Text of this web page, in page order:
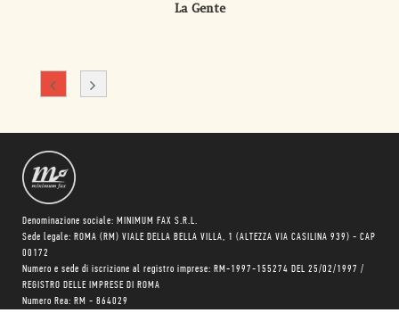
La Gente
Denominazione sociale: MINIMUM FAX S.R.L.
Sede legale: ROMA (RM) VIALE DELLA BELLA VILLA, 1 (ALTEZZA VIA CASILINA 939) - CAP
00172
Numero e sede di iscrizione al registro imprese: RM-1997-155274 DEL 25/02/1997 /
REGISTRO DELLE IMPRESE DI ROMA
Numero Rea: RM - 864029